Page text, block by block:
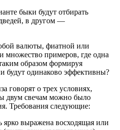
быки будут отбирать
в другом —
валюты, фиатной или
множество примеров, где одна
образом формируя
будут одинаково эффективны?
говорят о трех условиях,
двум свечам можно было
Требования следующие:
выражена восходящая или